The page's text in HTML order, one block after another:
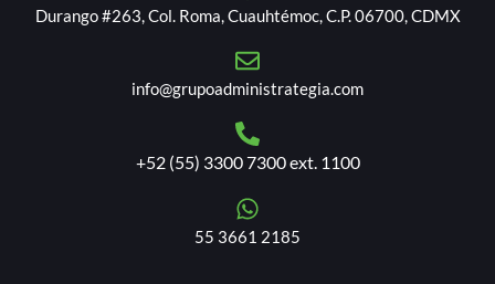
Durango #263, Col. Roma, Cuauhtémoc, C.P. 06700, CDMX
info@grupoadministrategia.com
+52 (55) 3300 7300 ext. 1100
55 3661 2185